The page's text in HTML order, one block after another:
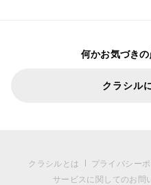
何かお気づき
クラシル
クラシルとは プライバシー
サービスに関してのお問